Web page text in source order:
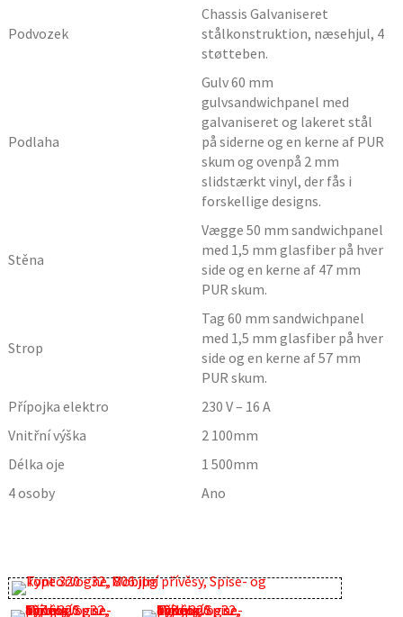
Podvozek
Chassis Galvaniseret
stålkonstruktion, næsehjul, 4
støtteben.
Podlaha
Gulv 60 mm
gulvsandwichpanel med
galvaniseret og lakeret stål
på siderne og en kerne af PUR
skum og ovenpå 2 mm
slidstærkt vinyl, der fås i
forskellige designs.
Stěna
Vægge 50 mm sandwichpanel
med 1,5 mm glasfiber på hver
side og en kerne af 47 mm
PUR skum.
Strop
Tag 60 mm sandwichpanel
med 1,5 mm glasfiber på hver
side og en kerne af 57 mm
PUR skum.
Přípojka elektro
230 V – 16 A
Vnitřní výška
2 100mm
Délka oje
1 500mm
4 osoby
Ano